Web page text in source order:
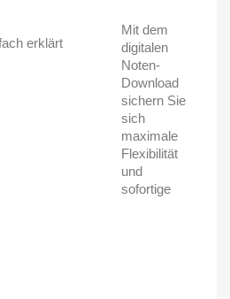
Mit dem
digitalen
Noten-
Download
sichern Sie
sich
maximale
Flexibilität
und
sofortige